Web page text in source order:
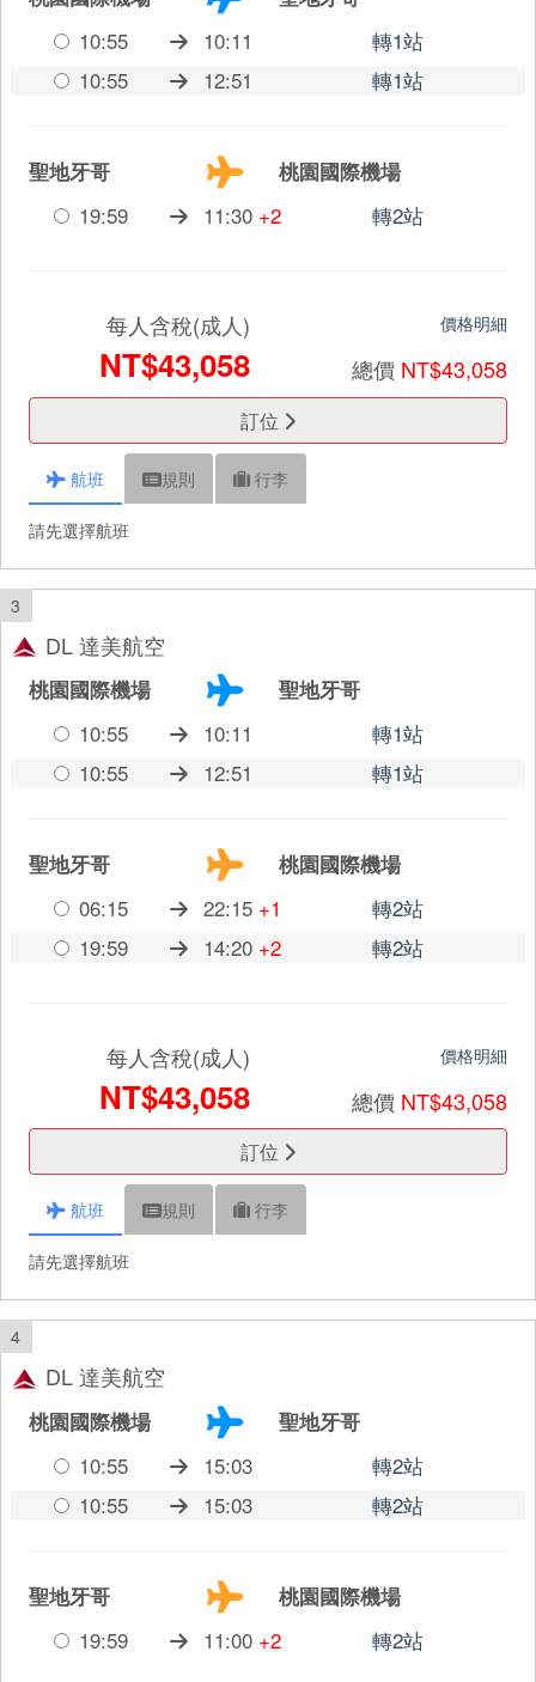
10:55
10:11
轉1站
10:55
12:51 轉1站
聖地牙哥
桃園國際機場
19:59
11:30 +2 轉2站
每人含稅(成人)
NT$43,058
價格明細
總價 NT$43,058
訂位
航班 規則 行李
請先選擇航班
3
DL 達美航空
桃園國際機場
聖地牙哥
10:55
10:11
轉1站
10:55
12:51 轉1站
聖地牙哥
桃園國際機場
06:15
22:15 +1
轉2站
19:59
14:20 +2 轉2站
每人含稅(成人)
NT$43,058
價格明細
總價 NT$43,058
訂位
航班 規則 行李
請先選擇航班
4
DL 達美航空
桃園國際機場
聖地牙哥
10:55
15:03
轉2站
10:55
15:03 轉2站
聖地牙哥
桃園國際機場
19:59
11:00 +2 轉2站